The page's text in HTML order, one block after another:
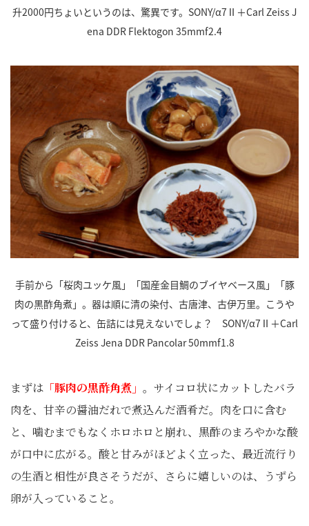
升2000円ちょいというのは、驚異です。SONY/α7Ⅱ＋Carl Zeiss J
ena DDR Flektogon 35mmf2.4
手前から「桜肉ユッケ風」「国産金目鯛のブイヤベース風」「豚
肉の黒酢角煮」。器は順に清の染付、古唐津、古伊万里。こうや
って盛り付けると、缶詰には見えないでしょ？ SONY/α7Ⅱ＋Carl
Zeiss Jena DDR Pancolar 50mmf1.8
まずは 「豚肉の黒酢角煮」 。サイコロ状にカットしたバラ
肉を、甘辛の醤油だれで煮込んだ酒肴だ。肉を口に含む
と、噛むまでもなくホロホロと崩れ、黒酢のまろやかな酸
が口中に広がる。酸と甘みがほどよく立った、最近流行り
の生酒と相性が良さそうだが、さらに嬉しいのは、うずら
卵が入っていること。